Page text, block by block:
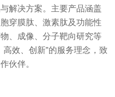
解决方案。主要产品涵盖
穿膜肽、激素肽及功能性
、成像、分子靶向研究等
效、创新”的服务理念，致
伙伴。